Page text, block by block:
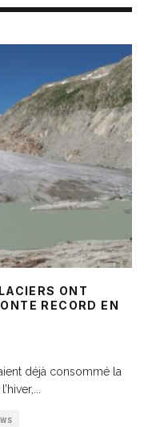
ONT
RECORD EN
déjà consommé la